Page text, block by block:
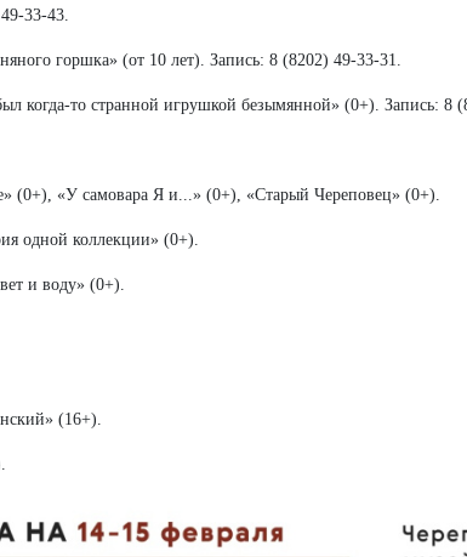
33-43.
горшка» (от 10 лет). Запись: 8 (8202) 49-33-31.
когда-то странной игрушкой безымянной» (0+). Запись: 8
(0+), «У самовара Я и...» (0+), «Старый Череповец» (0+).
одной коллекции» (0+).
и воду» (0+).
(16+).